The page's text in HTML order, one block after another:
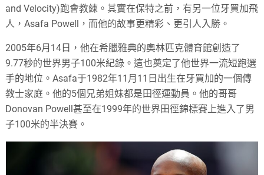
and Velocity)跑會教練。其實在保特之前，有另一位牙買加飛
人，Asafa Powell，而他的故事更精彩、更引人入勝。
2005年6月14日，他在希臘雅典的奧林匹克體育館創造了
9.77秒的世界男子100米紀錄。這也奠定了他世界一流短跑選
手的地位。Asafa于1982年11月11日出生在牙買加的一個傳
教士家庭。他的5個兄弟姐妹都是田徑運動員。他的哥哥
Donovan Powell甚至在1999年的世界田徑錦標賽上進入了男
子100米的半決賽。